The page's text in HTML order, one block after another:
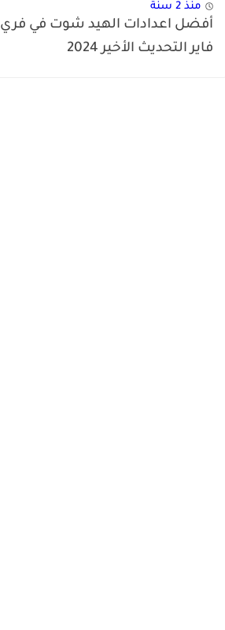
منذ 2 سنة
أفضل اعدادات الهيد شوت في فري
فاير التحديث الأخير 2024